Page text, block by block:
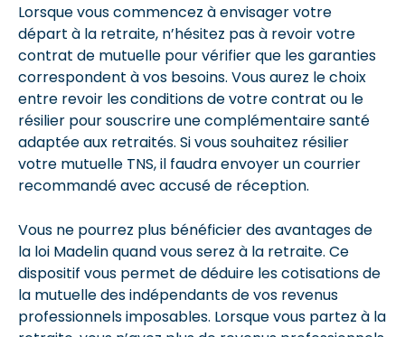
Lorsque vous commencez à envisager votre
départ à la retraite, n’hésitez pas à revoir votre
contrat de mutuelle pour vérifier que les garanties
correspondent à vos besoins. Vous aurez le choix
entre revoir les conditions de votre contrat ou le
résilier pour souscrire une complémentaire santé
adaptée aux retraités. Si vous souhaitez résilier
votre mutuelle TNS, il faudra envoyer un courrier
recommandé avec accusé de réception.
Vous ne pourrez plus bénéficier des avantages de
la loi Madelin quand vous serez à la retraite. Ce
dispositif vous permet de déduire les cotisations de
la mutuelle des indépendants de vos revenus
professionnels imposables. Lorsque vous partez à la